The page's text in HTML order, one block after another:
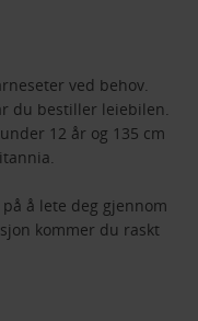
ved behov.
du bestiller leiebilen.
12 år og 135 cm
å lete deg gjennom
kommer du raskt